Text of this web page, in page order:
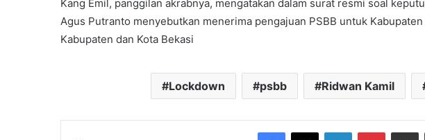
Kang Emil, panggilan akrabnya, mengatakan dalam surat resmi soal
Agus Putranto menyebutkan menerima pengajuan PSBB untuk
Kabupaten dan Kota Bekasi
Lockdown psbb Ridwan Kamil
Facebook
X LinkedInPinterest